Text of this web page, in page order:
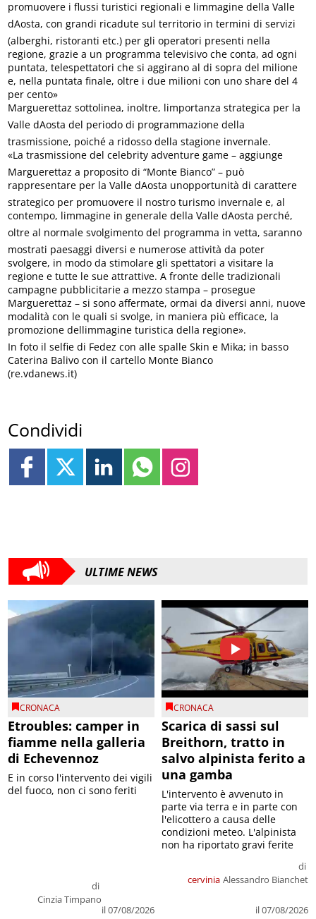
promuovere i flussi turistici regionali e limmagine della Valle
dAosta, con grandi ricadute sul territorio in termini di servizi
(alberghi, ristoranti etc.) per gli operatori presenti nella
regione, grazie a un programma televisivo che conta, ad ogni
puntata, telespettatori che si aggirano al di sopra del milione
e, nella puntata finale, oltre i due milioni con uno share del 4
per cento»
Marguerettaz sottolinea, inoltre, limportanza strategica per la
Valle dAosta del periodo di programmazione della
trasmissione, poiché a ridosso della stagione invernale.
«La trasmissione del celebrity adventure game – aggiunge
Marguerettaz a proposito di “Monte Bianco” – può
rappresentare per la Valle dAosta unopportunità di carattere
strategico per promuovere il nostro turismo invernale e, al
contempo, limmagine in generale della Valle dAosta perché,
oltre al normale svolgimento del programma in vetta, saranno
mostrati paesaggi diversi e numerose attività da poter
svolgere, in modo da stimolare gli spettatori a visitare la
regione e tutte le sue attrattive. A fronte delle tradizionali
campagne pubblicitarie a mezzo stampa – prosegue
Marguerettaz – si sono affermate, ormai da diversi anni, nuove
modalità con le quali si svolge, in maniera più efficace, la
promozione dellimmagine turistica della regione».
In foto il selfie di Fedez con alle spalle Skin e Mika; in basso
Caterina Balivo con il cartello Monte Bianco
(re.vdanews.it)
Condividi
ULTIME NEWS
CRONACA
Etroubles: camper in
fiamme nella galleria
di Echevennoz
di
Cinzia Timpano
il 07/08/2026
E in corso l'intervento dei vigili
del fuoco, non ci sono feriti
CRONACA
Scarica di sassi sul
Breithorn, tratto in
salvo alpinista ferito a
una gamba
cervinia
di
Alessandro Bianchet
il 07/08/2026
L'intervento è avvenuto in
parte via terra e in parte con
l'elicottero a causa delle
condizioni meteo. L'alpinista
non ha riportato gravi ferite